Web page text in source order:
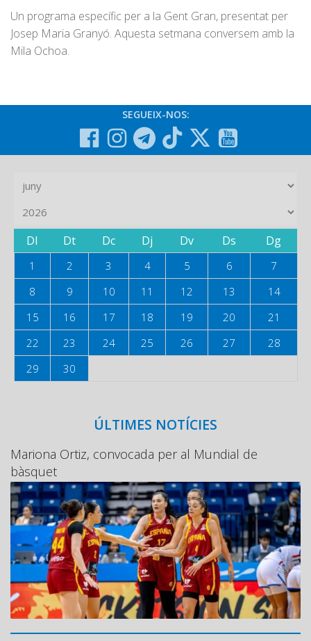
Un programa específic per a la Gent Gran, presentat per
Josep Maria Granyó. Aquesta setmana conversem amb la
Mila Ochoa.
SEGUEIX-NOS:
Dl Dt Dc Dj Dv Ds Dg
1 2 3 4 5 6
7
8
9 10 11 12 13
14
15
16 17 18 19 20
21
22
23 24 25 26 27
28
29
30
ÚLTIMES NOTÍCIES
Mariona Ortiz, convocada per al Mundial de
bàsquet